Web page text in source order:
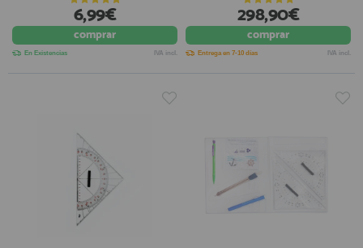
6,99€
comprar
En Existencias IVA incl.
298,90€
comprar
Entrega en 7-10 días IVA incl.